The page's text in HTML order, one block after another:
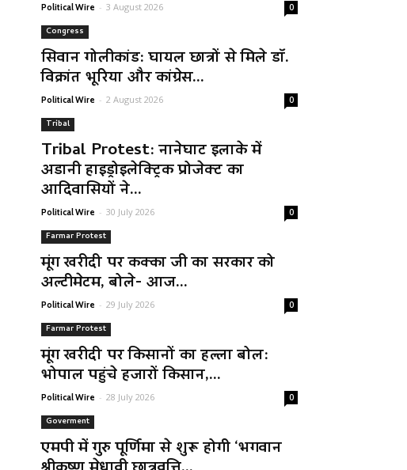
Political Wire - 3 August 2026 0
Congress
सिवान गोलीकांड: घायल छात्रों से मिले डॉ.
विक्रांत भूरिया और कांग्रेस...
Political Wire - 2 August 2026 0
Tribal
Tribal Protest: नानेघाट इलाके में
अडानी हाइड्रोइलेक्ट्रिक प्रोजेक्ट का
आदिवासियों ने...
Political Wire - 30 July 2026 0
Farmar Protest
मूंग खरीदी पर कक्का जी का सरकार को
अल्टीमेटम, बोले- आज...
Political Wire - 29 July 2026 0
Farmar Protest
मूंग खरीदी पर किसानों का हल्ला बोल:
भोपाल पहुंचे हजारों किसान,...
Political Wire - 28 July 2026 0
Goverment
एमपी में गुरु पूर्णिमा से शुरू होगी ‘भगवान